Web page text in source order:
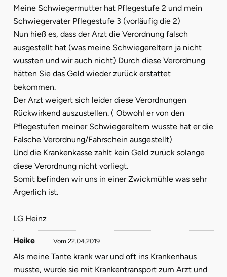
Meine Schwiegermutter hat Pflegestufe 2 und mein
Schwiegervater Pflegestufe 3 (vorläufig die 2)
Nun hieß es, dass der Arzt die Verordnung falsch
ausgestellt hat (was meine Schwiegereltern ja nicht
wussten und wir auch nicht) Durch diese Verordnung
hätten Sie das Geld wieder zurück erstattet
bekommen.
Der Arzt weigert sich leider diese Verordnungen
Rückwirkend auszustellen. ( Obwohl er von den
Pflegestufen meiner Schwiegereltern wusste hat er die
Falsche Verordnung/Fahrschein ausgestellt)
Und die Krankenkasse zahlt kein Geld zurück solange
diese Verordnung nicht vorliegt.
Somit befinden wir uns in einer Zwickmühle was sehr
Ärgerlich ist.
LG Heinz
Heike Vom 22.04.2019
Als meine Tante krank war und oft ins Krankenhaus
musste, wurde sie mit Krankentransport zum Arzt und